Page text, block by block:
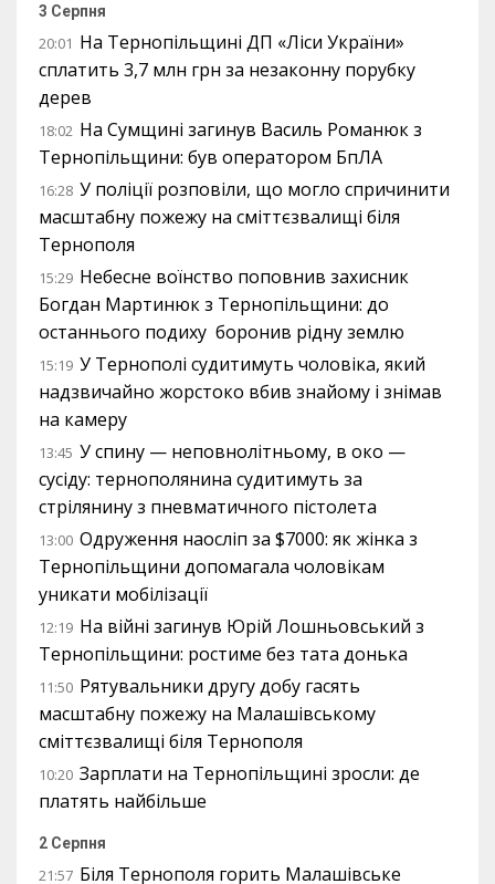
3 Серпня
20:01 На Тернопільщині ДП «Ліси України»
сплатить 3,7 млн грн за незаконну порубку
дерев
18:02 На Сумщині загинув Василь Романюк з
Тернопільщини: був оператором БпЛА
16:28 У поліції розповіли, що могло спричинити
масштабну пожежу на сміттєзвалищі біля
Тернополя
15:29 Небесне воїнство поповнив захисник
Богдан Мартинюк з Тернопільщини: до
останнього подиху боронив рідну землю
15:19 У Тернополі судитимуть чоловіка, який
надзвичайно жорстоко вбив знайому і знімав
на камеру
13:45 У спину — неповнолітньому, в око —
сусіду: тернополянина судитимуть за
стрілянину з пневматичного пістолета
13:00 Одруження наосліп за $7000: як жінка з
Тернопільщини допомагала чоловікам
уникати мобілізації
12:19 На війні загинув Юрій Лошньовський з
Тернопільщини: ростиме без тата донька
11:50 Рятувальники другу добу гасять
масштабну пожежу на Малашівському
сміттєзвалищі біля Тернополя
10:20 Зарплати на Тернопільщині зросли: де
платять найбільше
2 Серпня
21:57 Біля Тернополя горить Малашівське